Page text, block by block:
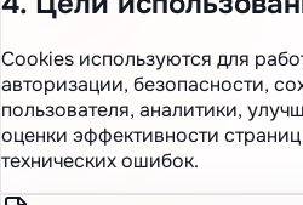
Cookies используются для
авторизации, безопасности,
пользователя, аналитики,
оценки эффективности
технических ошибок.